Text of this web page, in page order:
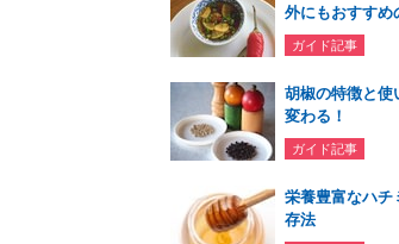
外にもおすすめ
ガイド記事
胡椒の特徴と
変わる！
ガイド記事
栄養豊富なハチ
存法